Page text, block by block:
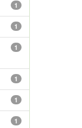
1
1
1
1
1
1